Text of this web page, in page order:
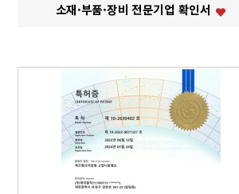
소재·부품·장비 전문기업 확인서